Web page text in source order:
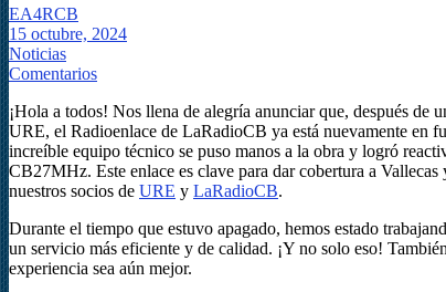
EA4RCB
15 octubre, 2024
Noticias
Comentarios
¡Hola a todos! Nos llena de alegría anunciar que, después de
URE, el Radioenlace de LaRadioCB ya está nuevamente en
increíble equipo técnico se puso manos a la obra y logró
CB27MHz. Este enlace es clave para dar cobertura a
nuestros socios de URE y LaRadioCB.
Durante el tiempo que estuvo apagado, hemos estado
un servicio más eficiente y de calidad. ¡Y no solo eso!
experiencia sea aún mejor.